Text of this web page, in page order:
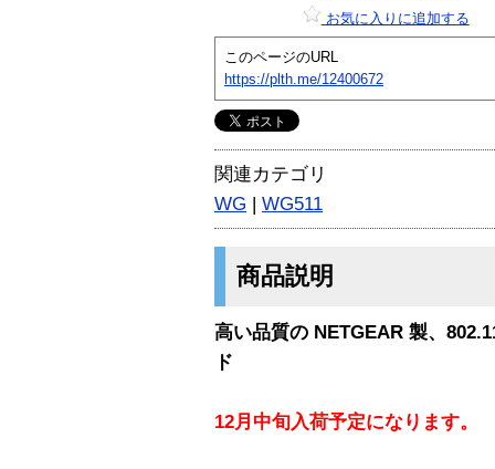
お気に入りに追加する
このページのURL
https://plth.me/12400672
関連カテゴリ
WG | WG511
商品説明
高い品質の NETGEAR 製、
ド
12月中旬入荷予定になります。